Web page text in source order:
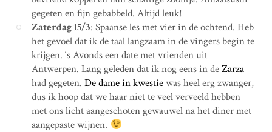
gegeten en fijn gebabbeld. Altijd leuk!
Zaterdag 15/3: Spaanse les met vier in de ochtend. Heb
het gevoel dat ik de taal langzaam in de vingers begin te
krijgen. ‘s Avonds een date met vrienden uit
Antwerpen. Lang geleden dat ik nog eens in deZarza
had gegeten.De dame in kwestiewas heel erg zwanger,
dus ik hoop dat we haar niet te veel verveeld hebben
met ons licht aangeschoten gewauwel na het diner met
aangepaste wijnen.